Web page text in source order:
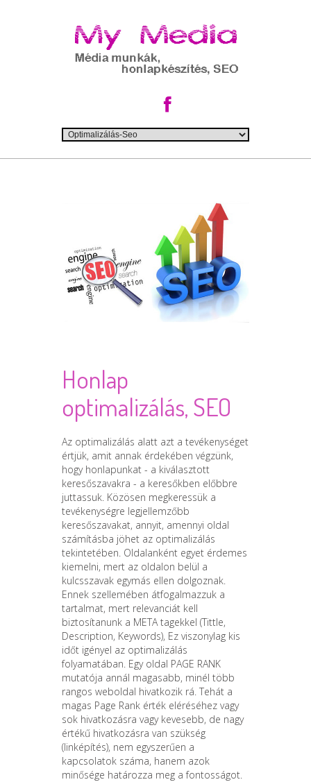
Honlap
optimalizálás, SEO
Az optimalizálás alatt azt a tevékenységet
értjük, amit annak érdekében végzünk,
hogy honlapunkat - a kiválasztott
keresőszavakra - a keresőkben előbbre
juttassuk. Közösen megkeressük a
tevékenységre legjellemzőbb
keresőszavakat, annyit, amennyi oldal
számításba jöhet az optimalizálás
tekintetében. Oldalanként egyet érdemes
kiemelni, mert az oldalon belül a
kulcsszavak egymás ellen dolgoznak.
Ennek szellemében átfogalmazzuk a
tartalmat, mert relevanciát kell
biztosítanunk a META tagekkel (Tittle,
Description, Keywords), Ez viszonylag kis
időt igényel az optimalizálás
folyamatában. Egy oldal PAGE RANK
mutatója annál magasabb, minél több
rangos weboldal hivatkozik rá. Tehát a
magas Page Rank érték eléréséhez vagy
sok hivatkozásra vagy kevesebb, de nagy
értékű hivatkozásra van szükség
(linképítés), nem egyszerűen a
kapcsolatok száma, hanem azok
minősége határozza meg a fontosságot.